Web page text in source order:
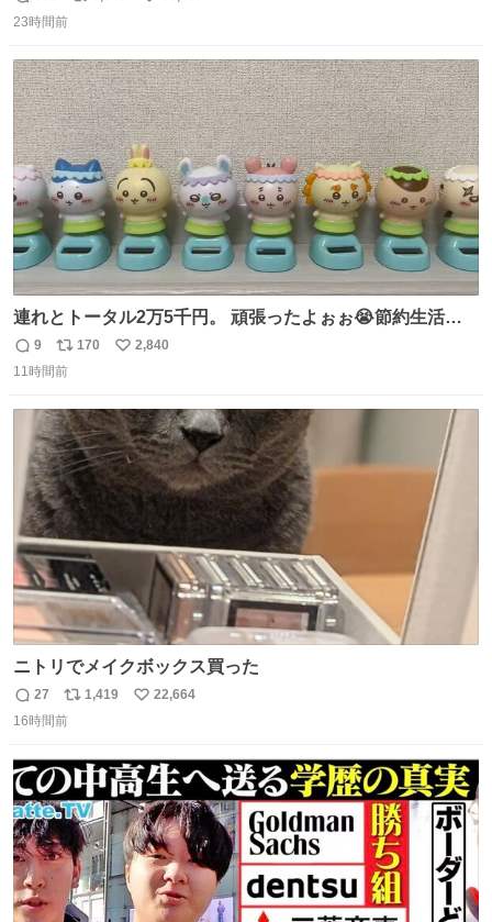
news.livedoor.com/article/detail… 元々自重のみだった
のためおにぎり10個、ゼリー飲料3～4本、パスタと毎日4
千kcalオーバーの食事を摂取し、増量したという。
返
信
リ
ト
数
い
数
23時間前
連れとトータル2万5千円。 頑張ったよぉぉ😭節約生活の
始まり。笑
返
信
9
リ
ポ
ト
数
170
い
数
2,840
11時間前
ニトリでメイクボックス買った
返
信
27
リ
ポ
ト
数
1,419
い
数
22,664
16時間前